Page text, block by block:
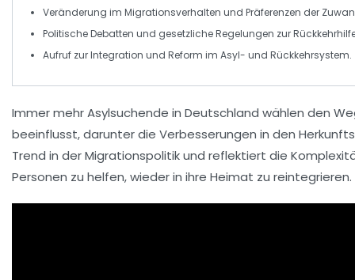
Veränderung im Migrationsverhalten und Präferenzen der
PolitischeDebatten und gesetzliche Regelungen zur
Aufruf zurIntegration und Reform im Asyl- und Rückkehrsystem.
Immer mehrAsylsuchende in Deutschland wählen den
beeinflusst, darunter die Verbesserungen in den
Trend in derMigrationspolitikund reflektiert die
Personen zu helfen, wieder in ihre Heimat zu reintegrieren.